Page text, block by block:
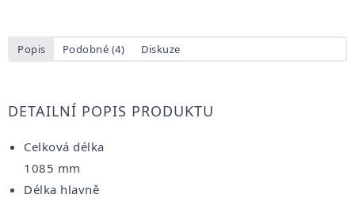
Popis Podobné (4) Diskuze
DETAILNÍ POPIS PRODUKTU
Celková délka
1085 mm
Délka hlavně